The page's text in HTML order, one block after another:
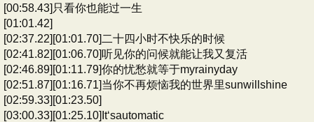
[00:58.43]只看你也能过一生
[01:01.42]
[02:37.22][01:01.70]二十四小时不快乐的时候
[02:41.82][01:06.70]听见你的问候就能让我又复活
[02:46.89][01:11.79]你的忧愁就等于myrainyday
[02:51.87][01:16.71]当你不再烦恼我的世界里sunwillshine
[02:59.33][01:23.50]
[03:00.33][01:25.10]It‘sautomatic